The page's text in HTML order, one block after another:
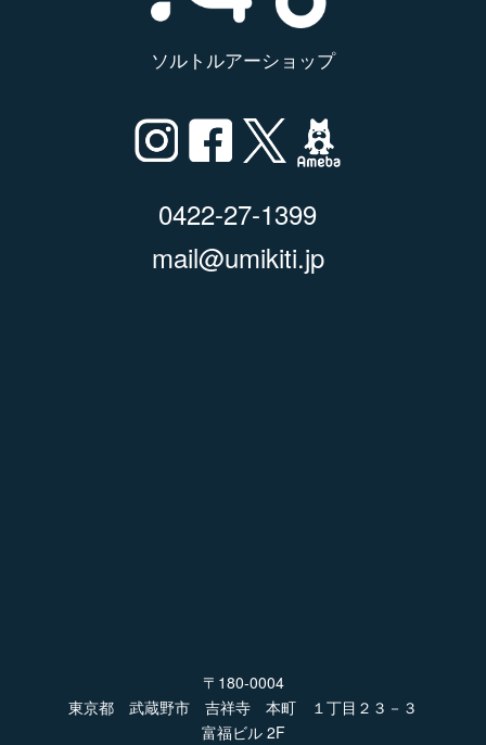
ソルトルアーショップ
0422-27-1399
mail@umikiti.jp
〒180-0004
東京都 武蔵野市 吉祥寺 本町 １丁目２３－３
富福ビル 2F